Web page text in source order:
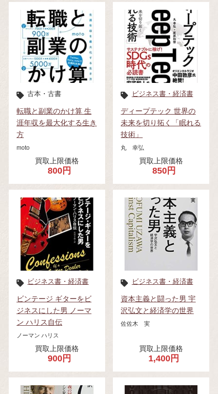
古本・古書
転職と副業のかけ算 生
涯年収を最大化する生き
方
moto
買取上限価格
800円
ビジネス書・経済書
ディープテック 世界の
未来を切り拓く「眠れる
技術」
丸 幸弘
買取上限価格
850円
ビジネス書・経済書
ビンテージ ギターをビ
ジネスにした男 ノーマ
ン ハリス自伝
ノーマン ハリス
買取上限価格
900円
ビジネス書・経済書
資本主義と闘った男 宇
沢弘文と経済学の世界
佐佐木 実
買取上限価格
1,400円